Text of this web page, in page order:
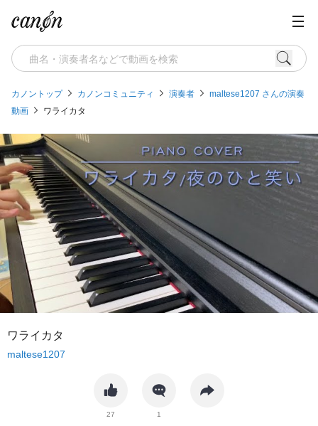
カノントップ カノンコミュニティ 演奏者
maltese1207 さんの演奏
動画
ワライカタ
ワライカタ
maltese1207
27 1